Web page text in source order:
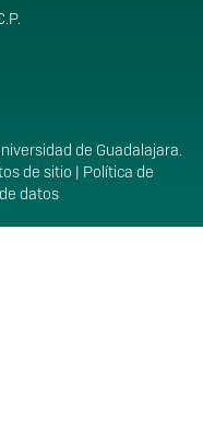
de Guadalajara.
de sitio | Política de
datos